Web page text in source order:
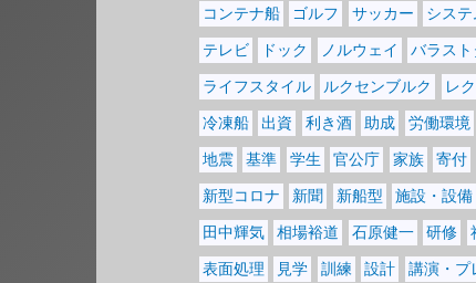
コンテナ船 ゴルフ サッカー システ
テレビ ドック ノルウェイ バラスト
ライフスタイル ルクセンブルク レ
冷凍船 出資 利き酒 助成 労働環境
地震 基準 学生 官公庁 家族 寄付
新型コロナ 新聞 新船型 施設・設備
田中輝気 相場裕道 石原健一 研修
表面処理 見学 訓練 設計 講演・プ